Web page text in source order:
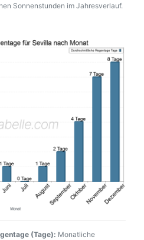
Sonnenstunden im Jahresverlauf.
(Tage): Monatliche